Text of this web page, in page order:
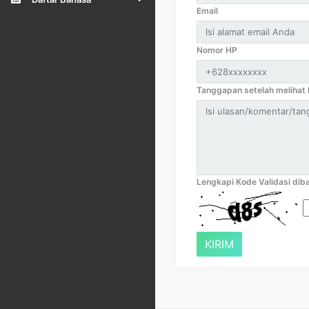
Email
Nomor HP
Tanggapan setelah melihat
Lengkapi Kode Validasi